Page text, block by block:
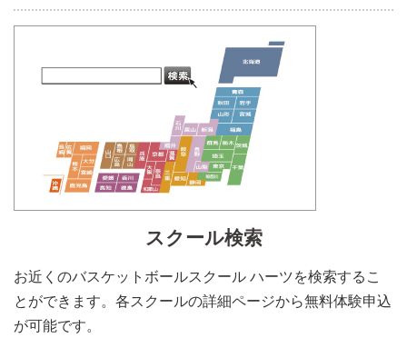
スクール検索
お近くのバスケットボールスクール ハーツを検索するこ
とができます。各スクールの詳細ページから無料体験申込
が可能です。